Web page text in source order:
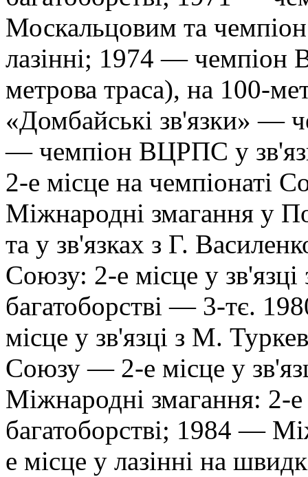
Москальцовим та
лазінні; 1974 — чемпіон
метрова траса), на 100-
«Домбайські зв'язки» —
— чемпіон ВЦРПС у
2-е місце на чемпіонаті
Міжнародні змагання у
та у зв'язках з Г.
Союзу: 2-е місце у
багатоборстві — 3-тє.
місце у зв'язці з М.
Союзу — 2-е місце у
Міжнародні змагання: 2-е
багатоборстві; 1984 —
е місце у лазінні на